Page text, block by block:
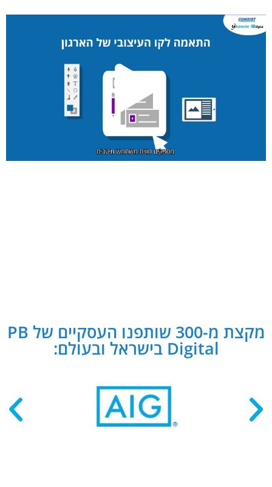
מקצת מ-300 שותפנו העסקיים של PB
Digital בישראל ובעולם: